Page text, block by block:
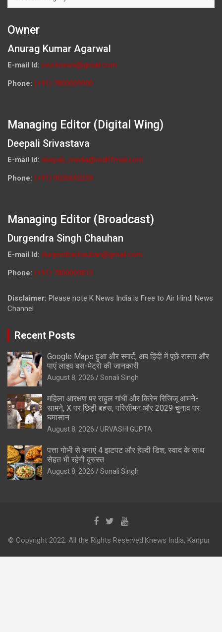
Owner
Anurag Kumar Agarwal
E-mail Id: ceo.knews@gmail.com
Phone: (+91) 7800009900
Managing Editor (Digital Wing)
Deepali Srivastava
E-mail Id: deepali_media@rediffmail.com
Phone: (+91) 9026692259
Managing Editor (Broadcast)
Durgendra Singh Chauhan
E-mail Id: durgendrachauhan@gmail.com
Phone: (+91) 7800009813
Disclaimer: Please note K News India is Free to Air Hindi News
Channel
Recent Posts
Google Maps हुआ और स्मार्ट, अब हिंदी में पूछें रास्ता और
पाएं लाइव बस-मेट्रो की जानकारी
August 8, 2026 Sonali Singh
महिला आरक्षण पर राहुल गांधी और किरेन रिजिजू आमने-
सामने, X पर छिड़ी बहस, परिसीमन और 2029 चुनाव पर
घमासान
August 8, 2026 URVASHI GUPTA
पत्ता गोभी से बनाएं 4 झटपट और हेल्दी डिश, स्वाद के साथ
सेहत भी रहेगी दुरुस्त
August 8, 2026 Sonali Singh
© Copyright 2022. All the Rights Reserved.Knews India, Kanpur